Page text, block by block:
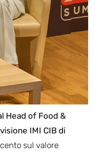
Head of Food &
IMI CIB di
sul valore